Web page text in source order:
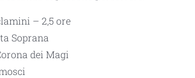
– 2,5 ore
Soprana
dei Magi